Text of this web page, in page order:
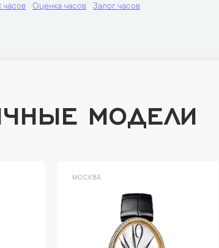
часов Оценка часов Залог часов
МОДЕЛИ
МОСКВА